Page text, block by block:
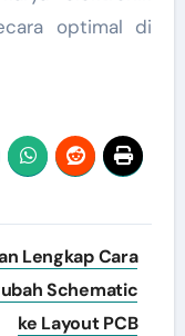
optimal di
Lengkap Cara
Schematic
ke Layout PCB